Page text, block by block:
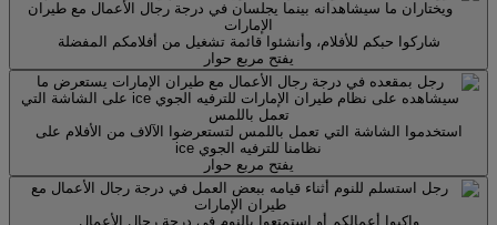
شاركوا حبكم للأفلام، وأنشئوا قائمة تشغيل من أفلامكم المفضلة
يفتح مربع حوار
استخدموا الشاشة التي تعمل باللمس لتستعرضوا الآلاف من الأفلام على
نظامنا للترفيه الجوي ice
يفتح مربع حوار
واكبوا أعمالكم أو استمتعوا بالنوم في درجة رجال الأعمال